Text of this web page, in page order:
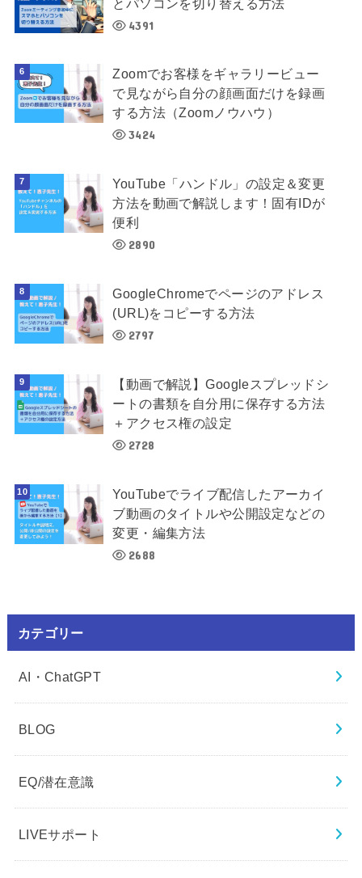
4391
Zoomでお客様をギャラリービュー
で見ながら自分の顔画面だけを録画
する方法（Zoomノウハウ）
3424
YouTube「ハンドル」の設定＆変更
方法を動画で解説します！固有IDが
便利
2890
GoogleChromeでページのアドレス
(URL)をコピーする方法
2797
【動画で解説】Googleスプレッドシ
ートの書類を自分用に保存する方法
＋アクセス権の設定
2728
YouTubeでライブ配信したアーカイ
ブ動画のタイトルや公開設定などの
変更・編集方法
2688
カテゴリー
AI・ChatGPT
BLOG
EQ/潜在意識
LIVEサポート